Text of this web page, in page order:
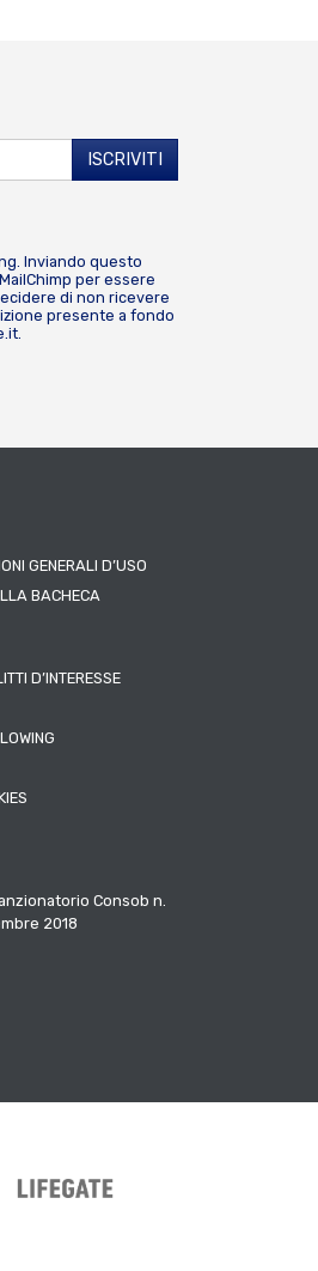
Inviando questo
per essere
di non ricevere
presente a fondo
.
GENERALI D’USO
BACHECA
D’INTERESSE
Consob n.
2018